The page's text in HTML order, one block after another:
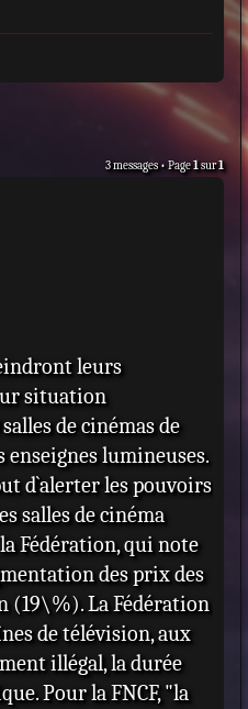
3 messages • Page1sur1
leurs
situation
de cinémas de
enseignes lumineuses.
d`alerter les pouvoirs
salles de cinéma
Fédération, qui note
des prix des
(19\%). La Fédération
de télévision, aux
illégal, la durée
Pour la FNCF, "la